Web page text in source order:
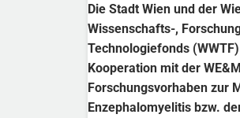
Die Stadt Wien und der
Wissenschafts-,
Technologiefonds
Kooperation mit der
Forschungsvorhaben zur
Enzephalomyelitis bzw.